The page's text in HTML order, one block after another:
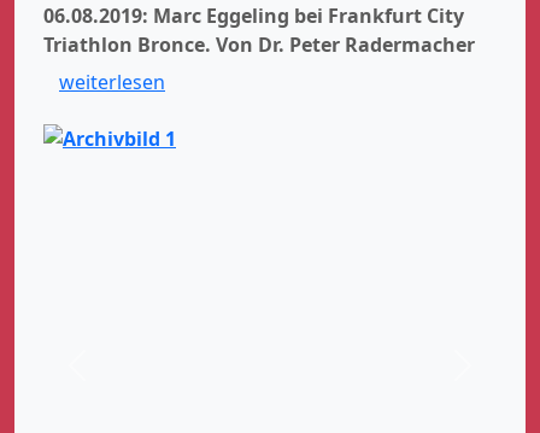
06.08.2019: Marc Eggeling bei Frankfurt City
Triathlon Bronce. Von Dr. Peter Radermacher
weiterlesen